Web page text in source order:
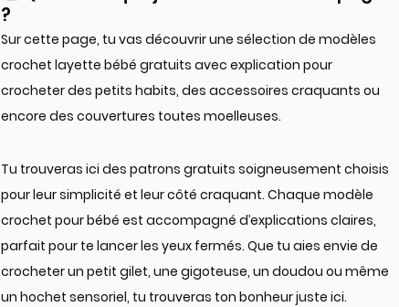
?
Sur cette page, tu vas découvrir une sélection de modèles
crochet layette bébé gratuits avec explication pour
crocheter des petits habits, des accessoires craquants ou
encore des couvertures toutes moelleuses.
Tu trouveras ici des patrons gratuits soigneusement choisis
pour leur simplicité et leur côté craquant. Chaque modèle
crochet pour bébé est accompagné d’explications claires,
parfait pour te lancer les yeux fermés. Que tu aies envie de
crocheter un petit gilet, une gigoteuse, un doudou ou même
un hochet sensoriel, tu trouveras ton bonheur juste ici.